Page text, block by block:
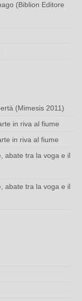
(Biblion Editore
(Mimesis 2011)
in riva al fiume
in riva al fiume
abate tra la voga e il
abate tra la voga e il